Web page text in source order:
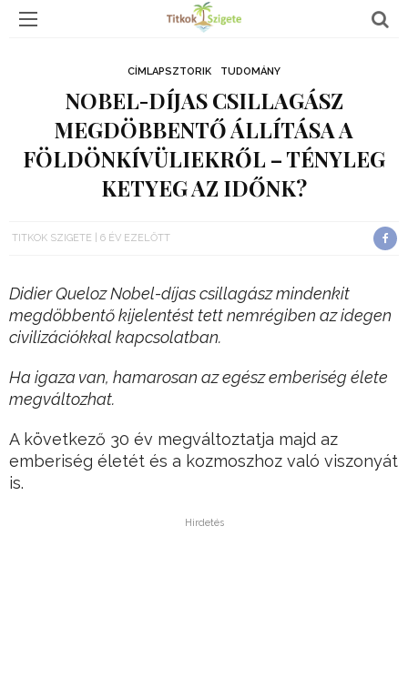
CÍMLAPSZTORIK TUDOMÁNY
NOBEL-DÍJAS CSILLAGÁSZ
MEGDÖBBENTŐ ÁLLÍTÁSA A
FÖLDÖNKÍVÜLIEKRŐL – TÉNYLEG
KETYEG AZ IDŐNK?
TITKOK SZIGETE 6 ÉV EZELŐTT
Didier Queloz Nobel-díjas csillagász mindenkit
megdöbbentő kijelentést tett nemrégiben az idegen
civilizációkkal kapcsolatban.
Ha igaza van, hamarosan az egész emberiség élete
megváltozhat.
A következő 30 év megváltoztatja majd az
emberiség életét és a kozmoszhoz való viszonyát
is.
Hirdetés